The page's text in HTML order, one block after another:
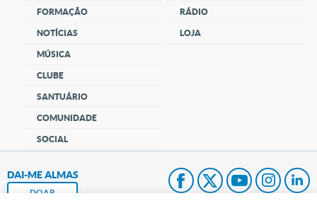
FORMAÇÃO
NOTÍCIAS
MÚSICA
CLUBE
SANTUÁRIO
COMUNIDADE
SOCIAL
RÁDIO
LOJA
DAI-ME ALMAS
DOAR